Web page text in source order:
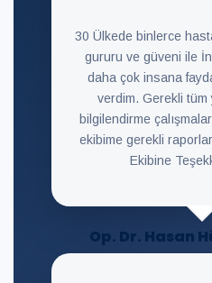
30 Ülkede binlerce
gururu ve güveni ile
daha çok insana
verdim. Gerekli tüm
bilgilendirme
ekibime gerekli
Ekibine
Op. Dr. Hasan